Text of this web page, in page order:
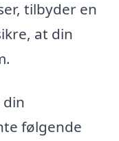
tilbyder en
at din
følgende